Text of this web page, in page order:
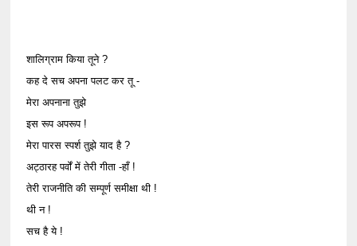
शालिग्राम किया तूने ?
कह दे सच अपना पलट कर तू -
मेरा अपनाना तुझे
इस रूप अपरूप !
मेरा पारस स्पर्श तुझे याद है ?
अट्ठारह पर्वों में तेरी गीता -हाँ !
तेरी राजनीति की सम्पूर्ण समीक्षा थी !
थी न !
सच है ये !